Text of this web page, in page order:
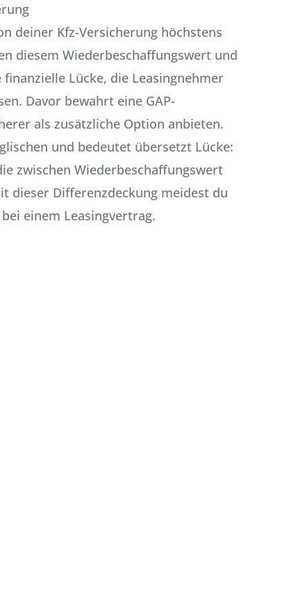
deiner Kfz-Versicherung höchstens
diesem Wiederbeschaffungswert und
Lücke, die Leasingnehmer
Davor bewahrt eine GAP-
als zusätzliche Option anbieten.
und bedeutet übersetzt Lücke:
zwischen Wiederbeschaffungswert
dieser Differenzdeckung meidest du
einem Leasingvertrag.